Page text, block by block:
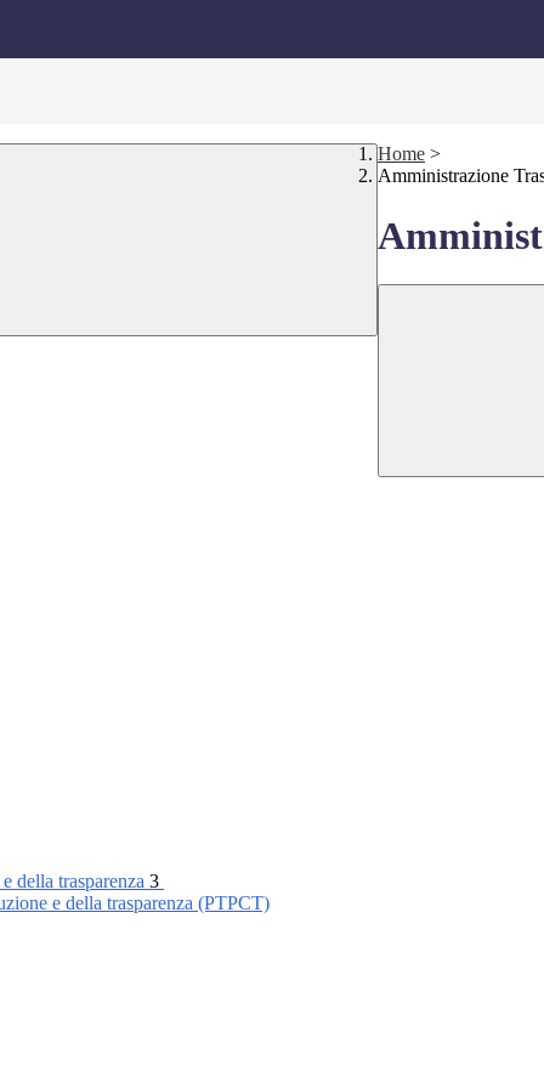
Home >
Amministrazione
della trasparenza 3
e della trasparenza (PTPCT)